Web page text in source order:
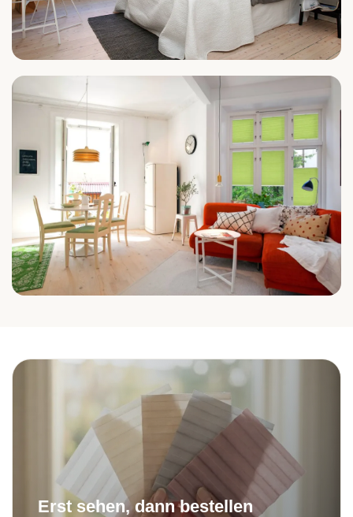
Schlafzimmer
Erst sehen, dann bestellen